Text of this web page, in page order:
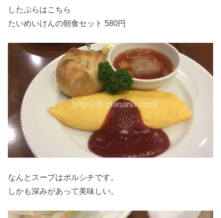
したぷらはこちら
たいめいけんの朝食セット 580円
なんとスープはボルシチです。
しかも深みがあって美味しい。